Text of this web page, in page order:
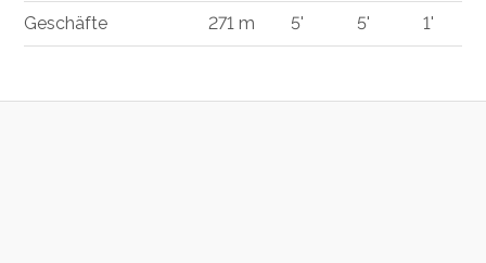
Geschäfte 271 m 5' 5' 1'